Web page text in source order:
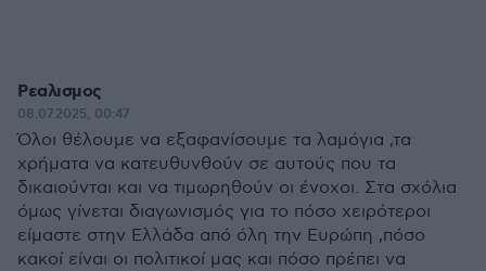
Ρεαλισμος
08.07.2025, 00:47
Όλοι θέλουμε να εξαφανίσουμε τα λαμόγια ,τα
χρήματα να κατευθυνθούν σε αυτούς που τα
δικαιούνται και να τιμωρηθούν οι ένοχοι. Στα σχόλια
όμως γίνεται διαγωνισμός για το πόσο χειρότεροι
είμαστε στην Ελλάδα από όλη την Ευρώπη ,πόσο
κακοί είναι οι πολιτικοί μας και πόσο πρέπει να